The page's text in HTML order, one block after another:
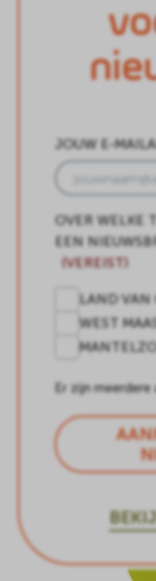
JOUW E-
OVER WELKE
EEN
(VEREIST)
LAND VAN
WEST
Er zijn